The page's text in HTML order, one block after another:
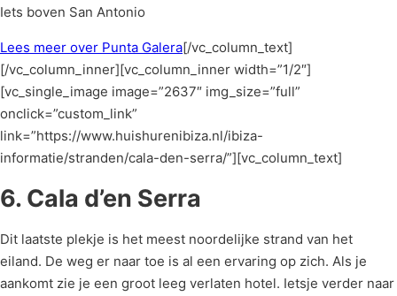
Iets boven San Antonio
Lees meer over Punta Galera[/vc_column_text]
[/vc_column_inner][vc_column_inner width=”1/2″]
[vc_single_image image=”2637″ img_size=”full”
onclick=”custom_link”
link=”https://www.huishurenibiza.nl/ibiza-
informatie/stranden/cala-den-serra/”][vc_column_text]
6. Cala d’en Serra
Dit laatste plekje is het meest noordelijke strand van het
eiland. De weg er naar toe is al een ervaring op zich. Als je
aankomt zie je een groot leeg verlaten hotel. Ietsje verder naar